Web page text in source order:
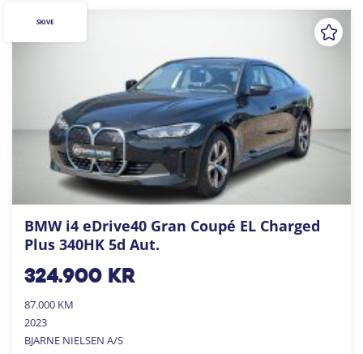
BMW i4 eDrive40 Gran Coupé EL Charged
Plus 340HK 5d Aut.
324.900kr
87.000 KM
2023
BJARNE NIELSEN A/S
SKIVE